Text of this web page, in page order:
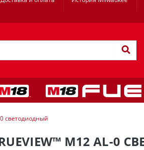
светодиодный
M12 AL-0